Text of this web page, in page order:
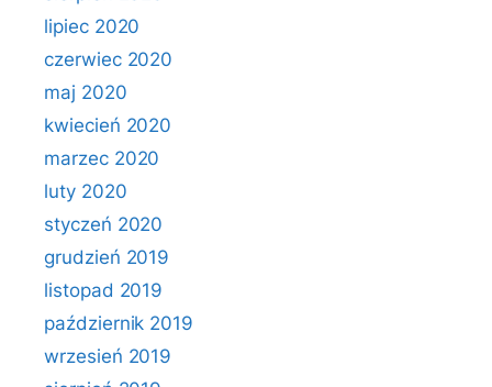
lipiec 2020
czerwiec 2020
maj 2020
kwiecień 2020
marzec 2020
luty 2020
styczeń 2020
grudzień 2019
listopad 2019
październik 2019
wrzesień 2019